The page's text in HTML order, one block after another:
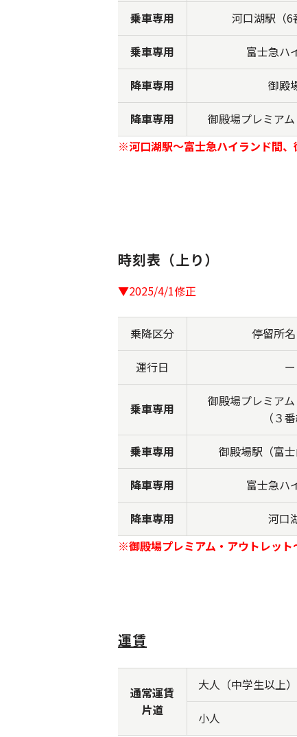
乗車専用 河口湖駅（6
乗車専用 富士急ハ
降車専用 御殿
降車専用 御殿場プレミア
※河口湖駅～富士急ハイランド間、
時刻表（上り）
▼2025/4/1修正
乗降区分 停留所
運行日 ー
乗車専用
御殿場プレミア
（３
乗車専用 御殿場駅（富士
降車専用 富士急ハ
降車専用 河口
※御殿場プレミアム・アウトレット
運賃
通常運賃
片道
大人（中学生以上）
小人